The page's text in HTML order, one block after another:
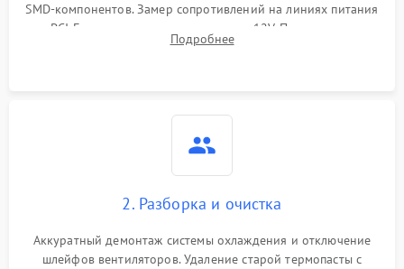
Механические повреждения
SMD-компонентов. Замер сопротивлений на линиях питания
PCI-E и дополнительных разъемах 12V. Проверка на
короткое замыкание основных дросселей питания GPU и
Подробнее
2. Разборка и очистка
Аккуратный демонтаж системы охлаждения и отключение
шлейфов вентиляторов. Удаление старой термопасты с